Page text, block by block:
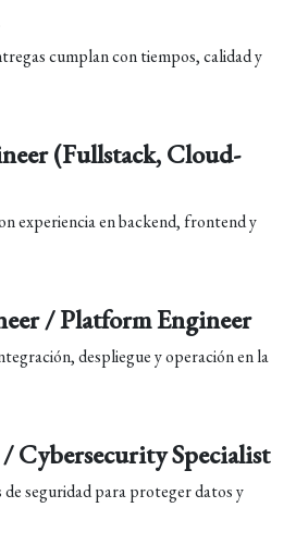
cumplan con tiempos, calidad y
(Fullstack, Cloud-
experiencia en backend, frontend y
/ Platform Engineer
despliegue y operación en la
Cybersecurity Specialist
seguridad para proteger datos y